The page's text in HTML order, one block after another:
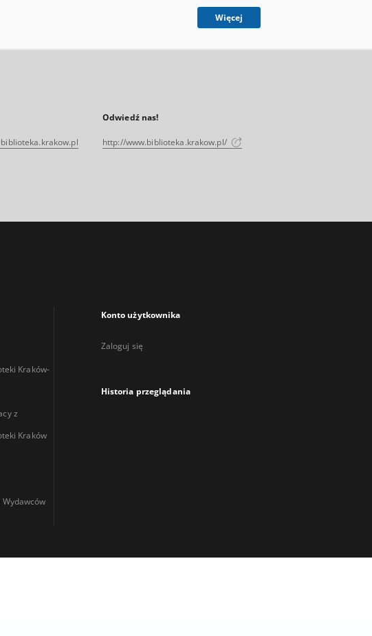
Więcej
Odwiedź nas!
http://www.biblioteka.krakow.pl/
Kraków-
z
Kraków
Konto użytkownika
Zaloguj się
Historia przeglądania